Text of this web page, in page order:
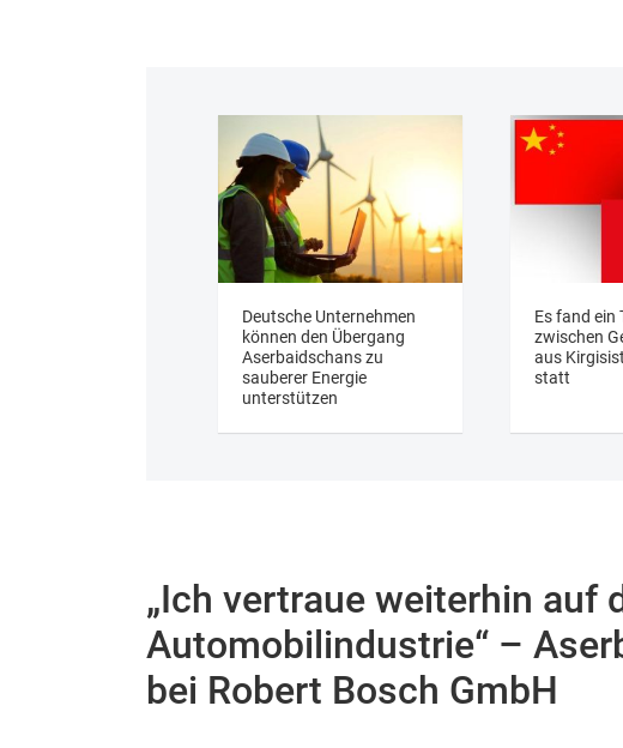
Deutsche Unternehmen
können den Übergang
Aserbaidschans zu
sauberer Energie
unterstützen
Es fand ein
zwischen
aus
statt
„Ich vertraue weiterhin auf
Automobilindustrie“ –
bei Robert Bosch GmbH